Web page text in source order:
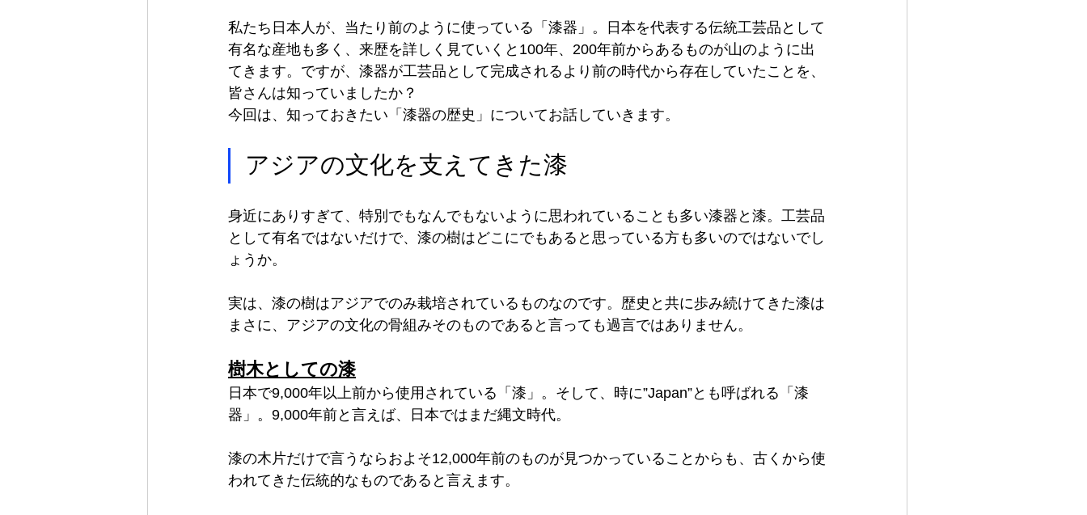
私たち日本人が、当たり前のように使っている「漆器」。日本を代表する伝統工芸品として
有名な産地も多く、来歴を詳しく見ていくと100年、200年前からあるものが山のように出
てきます。ですが、漆器が工芸品として完成されるより前の時代から存在していたことを、
皆さんは知っていましたか？
今回は、知っておきたい「漆器の歴史」についてお話していきます。
アジアの文化を支えてきた漆
身近にありすぎて、特別でもなんでもないように思われていることも多い漆器と漆。工芸品
として有名ではないだけで、漆の樹はどこにでもあると思っている方も多いのではないでし
ょうか。
実は、漆の樹はアジアでのみ栽培されているものなのです。歴史と共に歩み続けてきた漆は
まさに、アジアの文化の骨組みそのものであると言っても過言ではありません。
樹木としての漆
日本で9,000年以上前から使用されている「漆」。そして、時に”Japan”とも呼ばれる「漆
器」。9,000年前と言えば、日本ではまだ縄文時代。
漆の木片だけで言うならおよそ12,000年前のものが見つかっていることからも、古くから使
われてきた伝統的なものであると言えます。